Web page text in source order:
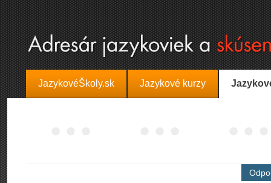
JazykovéŠkoly.sk Jazykové kurzy